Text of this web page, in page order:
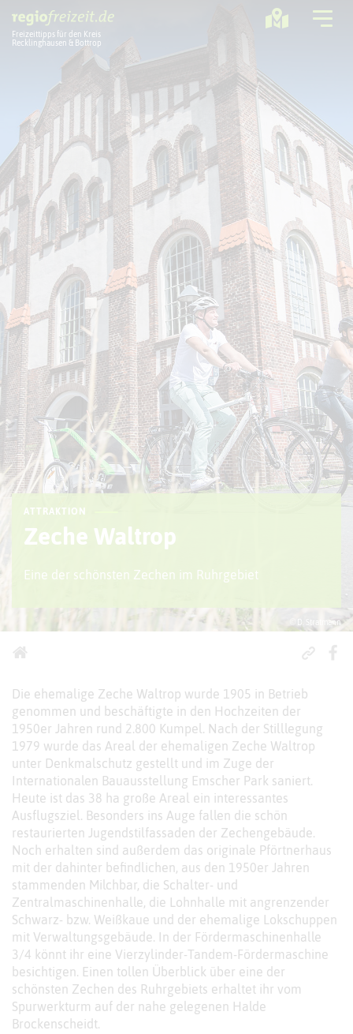
Freizeittipps für den Kreis
Recklinghausen & Bottrop
Ausflugstipps
Sport + Bewegung
Aktuelles
Freizeitregion
© D. Stratmann
ATTRAKTION
Zeche Waltrop
Eine der schönsten Zechen im Ruhrgebiet
Die ehemalige Zeche Waltrop wurde 1905 in Betrieb
genommen und beschäftigte in den Hochzeiten der
1950er Jahren rund 2.800 Kumpel. Nach der Stilllegung
1979 wurde das Areal der ehemaligen Zeche Waltrop
unter Denkmalschutz gestellt und im Zuge der
Internationalen Bauausstellung Emscher Park saniert.
Heute ist das 38 ha große Areal ein interessantes
Ausflugsziel. Besonders ins Auge fallen die schön
restaurierten Jugendstilfassaden der Zechengebäude.
Noch erhalten sind außerdem das originale Pförtnerhaus
mit der dahinter befindlichen, aus den 1950er Jahren
stammenden Milchbar, die Schalter- und
Zentralmaschinenhalle, die Lohnhalle mit angrenzender
Schwarz- bzw. Weißkaue und der ehemalige Lokschuppen
mit Verwaltungsgebäude. In der Fördermaschinenhalle
3/4 könnt ihr eine Vierzylinder-Tandem-Fördermaschine
besichtigen. Einen tollen Überblick über eine der
schönsten Zechen des Ruhrgebiets erhaltet ihr vom
Spurwerkturm auf der nahe gelegenen Halde
Brockenscheidt.